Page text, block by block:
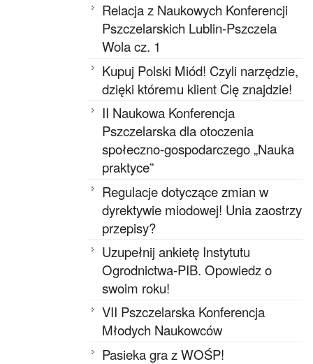
Relacja z Naukowych Konferencji
Pszczelarskich Lublin-Pszczela
Wola cz. 1
Kupuj Polski Miód! Czyli narzędzie,
dzięki któremu klient Cię znajdzie!
II Naukowa Konferencja
Pszczelarska dla otoczenia
społeczno-gospodarczego „Nauka
praktyce”
Regulacje dotyczące zmian w
dyrektywie miodowej! Unia zaostrzy
przepisy?
Uzupełnij ankietę Instytutu
Ogrodnictwa-PIB. Opowiedz o
swoim roku!
VII Pszczelarska Konferencja
Młodych Naukowców
Pasieka gra z WOŚP!